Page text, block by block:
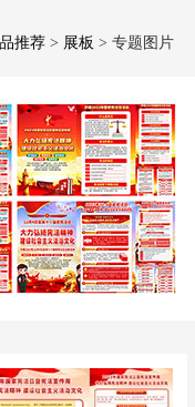
推荐 > 展板 > 专题图片